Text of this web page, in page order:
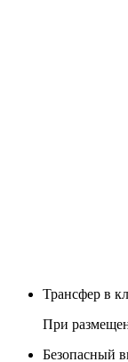
Трансфер в
При
Безопасный